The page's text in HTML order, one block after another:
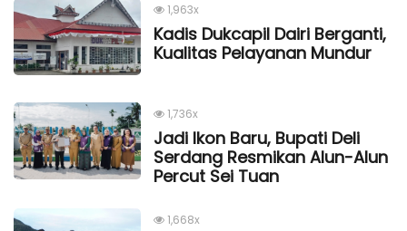
1,963x
Kadis Dukcapil Dairi Berganti,
Kualitas Pelayanan Mundur
1,736x
Jadi Ikon Baru, Bupati Deli
Serdang Resmikan Alun-Alun
Percut Sei Tuan
1,668x